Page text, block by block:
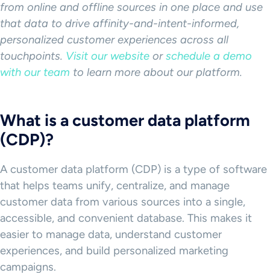
from online and offline sources in one place and use
that data to drive affinity-and-intent-informed,
personalized customer experiences across all
touchpoints. Visit our website orschedule a demo
with our team to learn more about our platform.
What is a customer data platform
(CDP)?
A customer data platform (CDP) is a type of software
that helps teams unify, centralize, and manage
customer data from various sources into a single,
accessible, and convenient database. This makes it
easier to manage data, understand customer
experiences, and build personalized marketing
campaigns.